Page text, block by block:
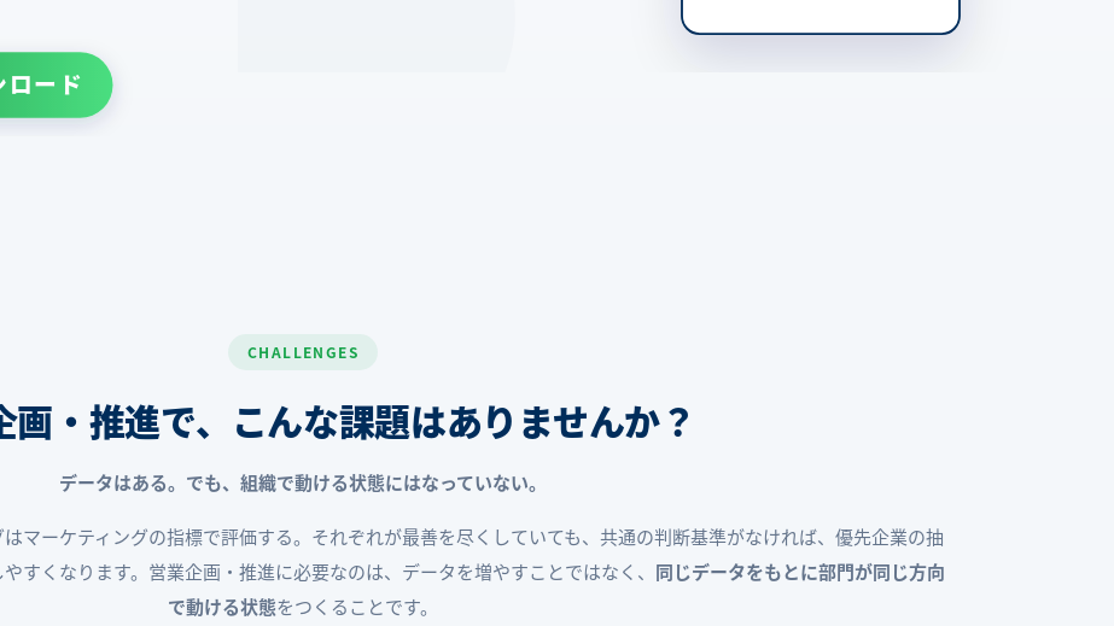
ード
CHALLENGES
画・推進で、こんな課題はありませんか？
データはある。でも、組織で動ける状態にはなっていない。
マーケティングの指標で評価する。それぞれが最善を尽くしていても、共通の判断基準がなければ、優先企業の抽
すくなります。営業企画・推進に必要なのは、データを増やすことではなく、 同じデータをもとに部門が同じ方向
で動ける状態をつくることです。